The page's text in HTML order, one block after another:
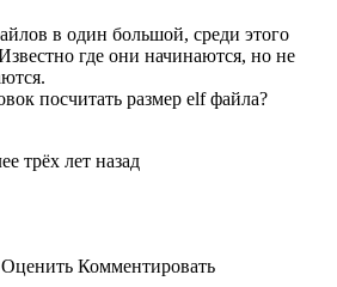
в один большой, среди этого
где они начинаются, но не
посчитать размер elf файла?
трёх лет назад
Оценить Комментировать